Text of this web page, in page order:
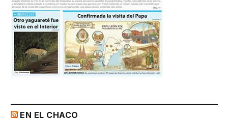
EN EL CHACO